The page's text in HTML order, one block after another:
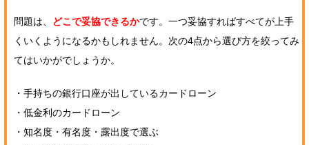
問題は、 どこで妥協できるかです。一つ妥協すればすべてが上手
くいくようになるかもしれません。次の4点から選び方を絞ってみ
てはいかがでしょうか。
・手持ちの銀行口座が出しているカードローン
・低金利のカードローン
・知名度・有名度・露出度で選ぶ